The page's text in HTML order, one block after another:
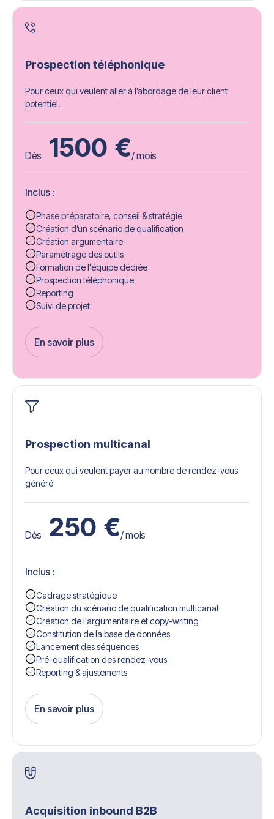
Prospection téléphonique
Pour ceux qui veulent aller à l’abordage de leur client
potentiel.
Dès 1500 €/ mois
Inclus :
Phase préparatoire, conseil & stratégie
Création d’un scénario de qualification
Création argumentaire
Paramétrage des outils
Formation de l'équipe dédiée
Prospection téléphonique
Reporting
Suivi de projet
En savoir plus
Get Started
Prospection multicanal
Pour ceux qui veulent payer au nombre de rendez-vous
généré
Dès 250 €/ mois
Inclus :
Cadrage stratégique
Création du scénario de qualification multicanal
Création de l'argumentaire et copy-writing
Constitution de la base de données
Lancement des séquences
Pré-qualification des rendez-vous
Reporting & ajustements
En savoir plus
Get Started
Acquisition inbound B2B